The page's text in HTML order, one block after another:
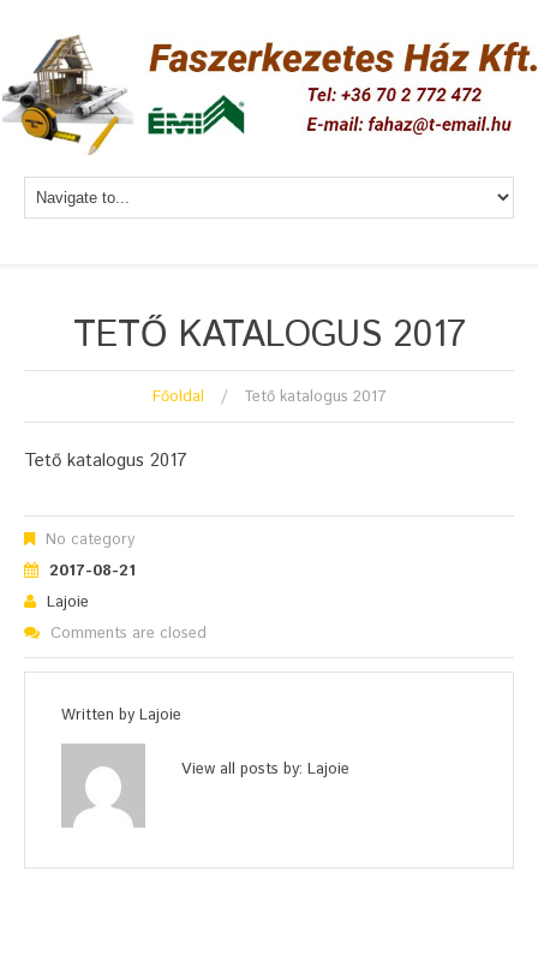
TETŐ KATALOGUS 2017
Főoldal Tető katalogus 2017
Tető katalogus 2017
No category
2017-08-21
Lajoie
Comments are closed
Written by Lajoie
View all posts by: Lajoie